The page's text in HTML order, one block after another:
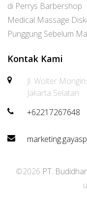
di Perrys Barbershop
Medical Massage
Punggung Sebelum
Kontak Kami
Jl. Wolter
Jakarta Selatan
+62217267648
©2026 PT.